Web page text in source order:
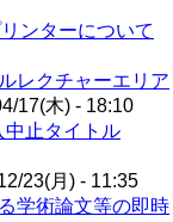
ンターについて
レクチャーエリア
17(木) - 18:10
中止タイトル
23(月) - 11:35
学術論文等の即時